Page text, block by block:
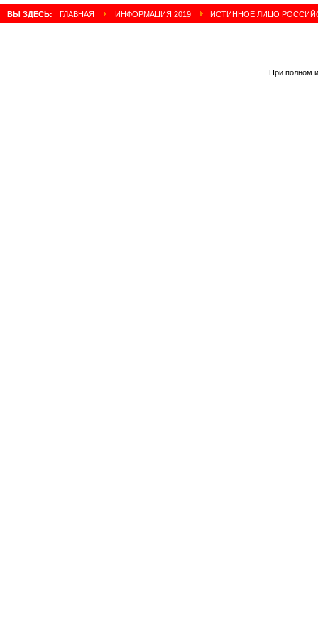
ВЫ ЗДЕСЬ: ГЛАВНАЯ ИНФОРМАЦИЯ 2019 ИСТИННОЕ ЛИЦО
При полном